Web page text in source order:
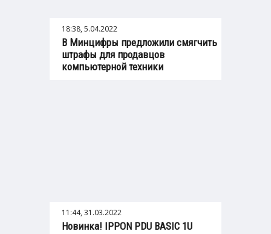
18:38, 5.04.2022
В Минцифры предложили смягчить
штрафы для продавцов
компьютерной техники
11:44, 31.03.2022
Новинка! IPPON PDU BASIC 1U